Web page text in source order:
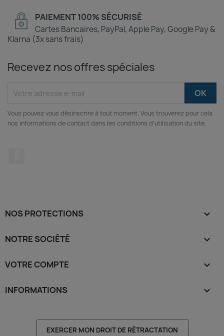
PAIEMENT 100% SÉCURISÉ
Cartes Bancaires, PayPal, Apple Pay, Google Pay &
Klarna (3x sans frais)
Recevez nos offres spéciales
Vous pouvez vous désinscrire à tout moment. Vous trouverez pour cela
nos informations de contact dans les conditions d'utilisation du site.
NOS PROTECTIONS 
NOTRE SOCIÉTÉ 
VOTRE COMPTE 
INFORMATIONS keyboard_arrow_down
EXERCER MON DROIT DE RÉTRACTATION